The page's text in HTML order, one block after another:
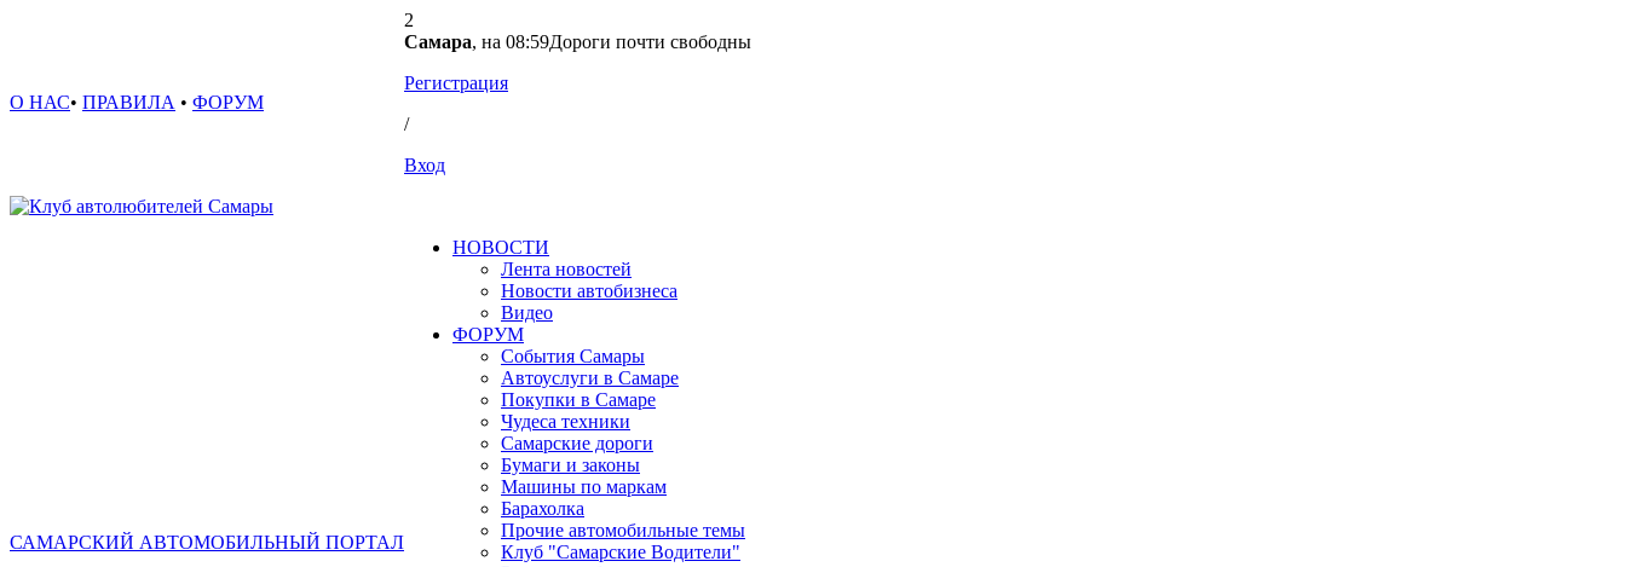
О НАС• ПРАВИЛА • ФОРУМ
2
Самара, на 08:59Дороги почти свободны
Регистрация
/
Вход
САМАРСКИЙ АВТОМОБИЛЬНЫЙ ПОРТАЛ
НОВОСТИ
Лента новостей
Новости автобизнеса
Видео
ФОРУМ
События Самары
Автоуслуги в Самаре
Покупки в Самаре
Чудеса техники
Самарские дороги
Бумаги и законы
Машины по маркам
Барахолка
Прочие автомобильные темы
Клуб "Самарские Водители"